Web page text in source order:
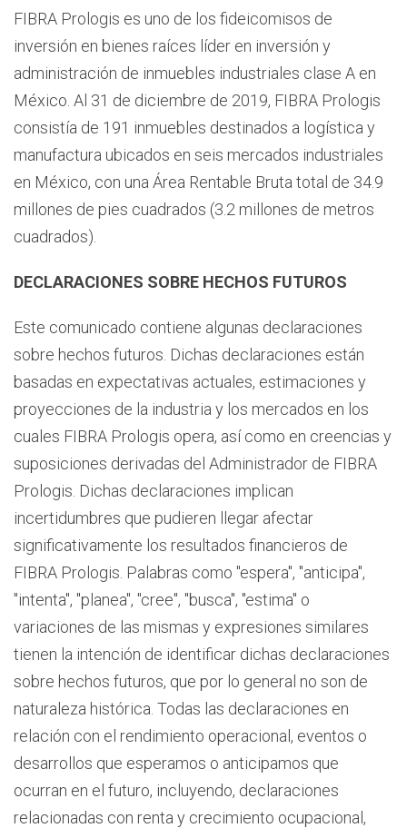
FIBRA Prologis es uno de los fideicomisos de
inversión en bienes raíces líder en inversión y
administración de inmuebles industriales clase A en
México. Al 31 de diciembre de 2019, FIBRA Prologis
consistía de 191 inmuebles destinados a logística y
manufactura ubicados en seis mercados industriales
en México, con una Área Rentable Bruta total de 34.9
millones de pies cuadrados (3.2 millones de metros
cuadrados).
DECLARACIONES SOBRE HECHOS FUTUROS
Este comunicado contiene algunas declaraciones
sobre hechos futuros. Dichas declaraciones están
basadas en expectativas actuales, estimaciones y
proyecciones de la industria y los mercados en los
cuales FIBRA Prologis opera, así como en creencias y
suposiciones derivadas del Administrador de FIBRA
Prologis. Dichas declaraciones implican
incertidumbres que pudieren llegar afectar
significativamente los resultados financieros de
FIBRA Prologis. Palabras como "espera", "anticipa",
"intenta", "planea", "cree", "busca", "estima" o
variaciones de las mismas y expresiones similares
tienen la intención de identificar dichas declaraciones
sobre hechos futuros, que por lo general no son de
naturaleza histórica. Todas las declaraciones en
relación con el rendimiento operacional, eventos o
desarrollos que esperamos o anticipamos que
ocurran en el futuro, incluyendo, declaraciones
relacionadas con renta y crecimiento ocupacional,